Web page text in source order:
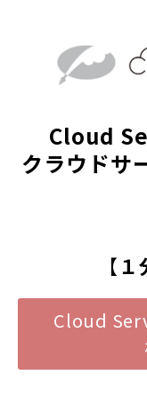
Cloud
クラウドサ
【１
Cloud